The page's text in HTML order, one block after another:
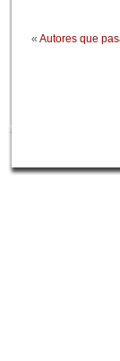
« Autores que